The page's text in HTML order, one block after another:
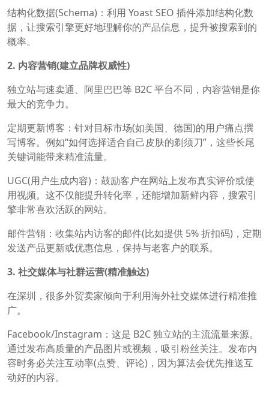
结构化数据(Schema)‍：利用 Yoast SEO 插件添加结构化数
据，让搜索引擎更好地理解你的产品信息，提升被搜索到的
概率。
2. 内容营销(建立品牌权威性)
独立站与速卖通、阿里巴巴等 B2C 平台不同，内容营销是你
最大的竞争力。
定期更新博客：针对目标市场(如美国、德国)的用户痛点撰
写博客。例如“如何选择适合自己皮肤的剃须刀”，这些长尾
关键词能带来精准流量。
UGC(用户生成内容)‍：鼓励客户在网站上发布真实评价或使
用视频。这不仅能提升转化率，还能增加新鲜内容，搜索引
擎非常喜欢活跃的网站。
邮件营销：收集站内访客的邮件(比如提供 5% 折扣码)，定期
发送产品更新或优惠信息，保持与老客户的联系。
3. 社交媒体与社群运营(精准触达)
在深圳，很多外贸卖家倾向于利用海外社交媒体进行精准推
广。
Facebook/Instagram：这是 B2C 独立站的主流流量来源。
通过发布高质量的产品图片或视频，吸引粉丝关注。发布内
容时务必关注互动率(点赞、评论)，因为算法会优先推送互
动好的内容。